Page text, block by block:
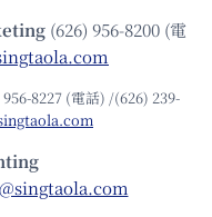
(626) 956-8200 (電
8227 (電話) /(626) 239-